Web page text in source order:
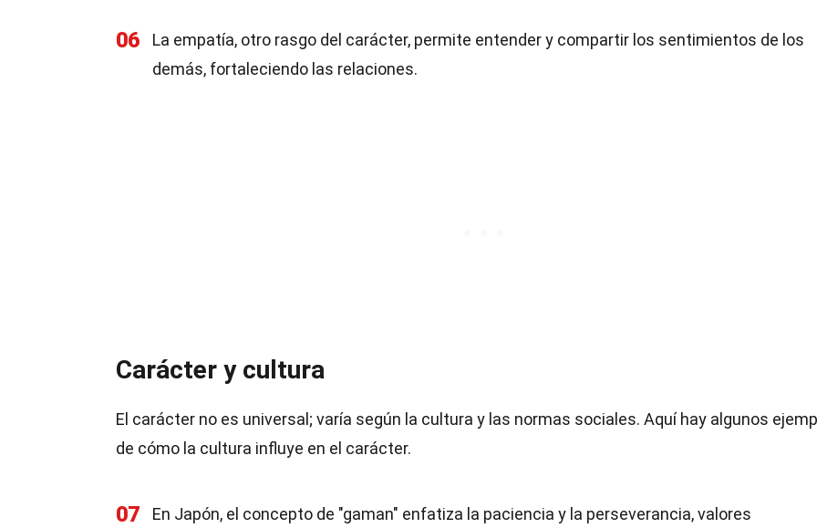
06
La empatía, otro rasgo del carácter, permite entender y compartir los sentimientos de los
demás, fortaleciendo las relaciones.
Carácter y cultura
El carácter no es universal; varía según la cultura y las normas sociales. Aquí hay algunos
de cómo la cultura influye en el carácter.
07
En Japón, el concepto de "gaman" enfatiza la paciencia y la perseverancia, valores